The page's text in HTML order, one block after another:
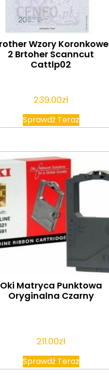
Wzory Koronkowe
2 Brtoher Scanncut
Cattlp02
239.00zł
Sprawdź Teraz
Oki Matryca Punktowa
Oryginalna Czarny
211.00zł
Sprawdź Teraz